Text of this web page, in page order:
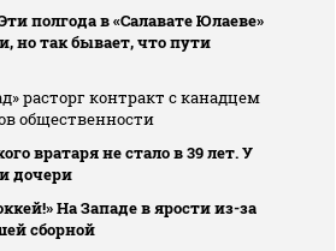
полгода в «Салавате Юлаеве»
но так бывает, что пути
расторг контракт с канадцем
общественности
вратаря не стало в 39 лет. У
дочери
На Западе в ярости из-за
сборной